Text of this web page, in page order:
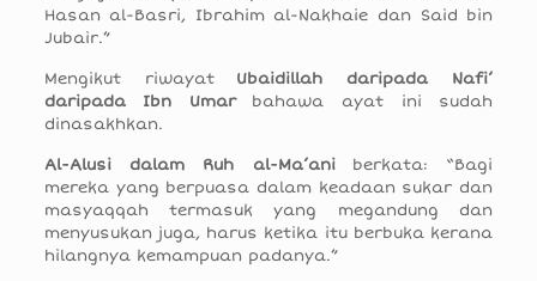
Hasan al-Basri, Ibrahim al-Nakhaie dan Said bin
Jubair.”
Mengikut riwayatUbaidillah daripada Nafi’
daripada Ibn Umarbahawa ayat ini sudah
dinasakhkan.
Al-Alusi dalam Ruh al-Ma’aniberkata: “Bagi
mereka yang berpuasa dalam keadaan sukar dan
masyaqqah termasuk yang megandung dan
menyusukan juga, harus ketika itu berbuka kerana
hilangnya kemampuan padanya.”